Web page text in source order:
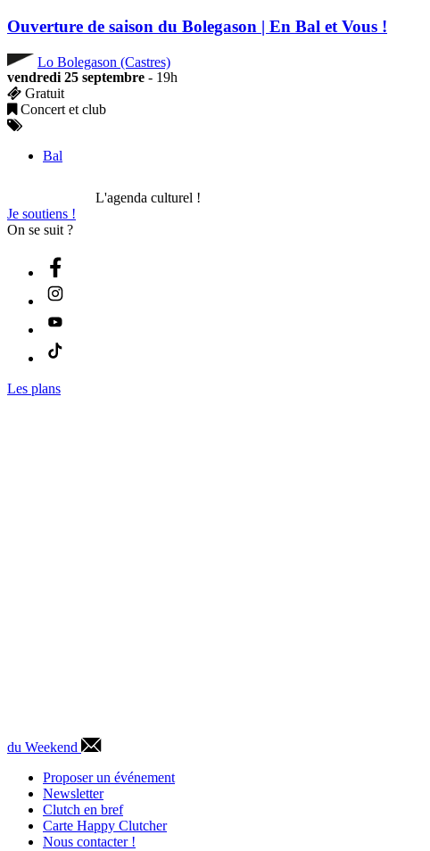
Ouverture de saison du Bolegason | En Bal et Vous !
Lo Bolegason (Castres)
vendredi 25 septembre - 19h
Gratuit
Concert et club
Bal
L'agenda culturel !
Je soutiens !
On se suit ?
Les plans
du Weekend
Proposer un événement
Newsletter
Clutch en bref
Carte Happy Clutcher
Nous contacter !